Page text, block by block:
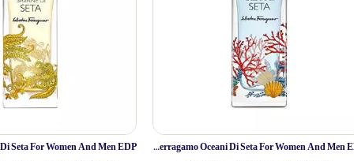
Salvatore Ferragamo Oceani Di Seta For Women And Men EDP